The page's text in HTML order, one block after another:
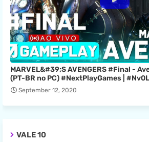
MARVEL&#39;S AVENGERS #Final -
(PT-BR no PC) #NextPlayGames |
September 12, 2020
VALE 10